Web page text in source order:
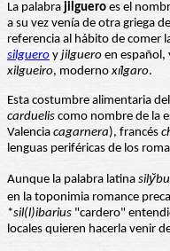
La palabra jilguero es el
a su vez venía de otra griega
referencia al hábito de comer
silguero y jilguero en español,
xilgueiro, moderno xílgaro.
Esta costumbre alimentaria
carduelis como nombre de la
Valencia cagarnera), francés
lenguas periféricas de los
Aunque la palabra latina
*sil(l)ibarius "cardero"
locales quieren hacerla venir